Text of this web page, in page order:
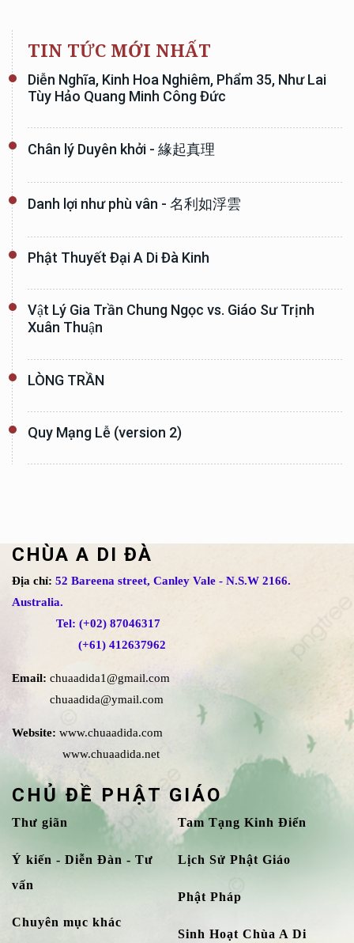
TIN TỨC MỚI NHẤT
Diễn Nghĩa, Kinh Hoa Nghiêm, Phẩm 35, Như Lai
Tùy Hảo Quang Minh Công Đức
Chân lý Duyên khởi - 緣起真理
Danh lợi như phù vân - 名利如浮雲
Phật Thuyết Đại A Di Đà Kinh
Vật Lý Gia Trần Chung Ngọc vs. Giáo Sư Trịnh
Xuân Thuận
LÒNG TRẦN
Quy Mạng Lễ (version 2)
CHÙA A DI ĐÀ
Địa chỉ: 52 Bareena street, Canley Vale - N.S.W 2166.
Australia.
Tel: (+02) 87046317
(+61) 412637962
Email: chuaadida1@gmail.com
chuaadida@ymail.com
Website: www.chuaadida.com
www.chuaadida.net
CHỦ ĐỀ PHẬT GIÁO
Thư giãn
Ý kiến - Diễn Đàn - Tư
vấn
Chuyên mục khác
Tam Tạng Kinh Điển
Lịch Sử Phật Giáo
Phật Pháp
Sinh Hoạt Chùa A Di